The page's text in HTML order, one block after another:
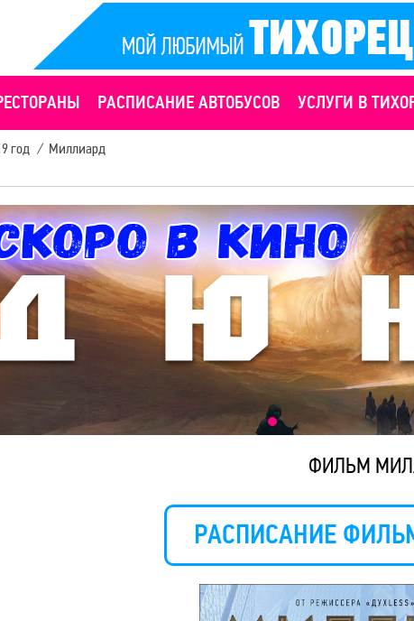
РАСПИСАНИЕ АВТОБУСОВ УСЛУГИ В
год / Миллиард
ФИЛЬМ
РАСПИСАНИЕ